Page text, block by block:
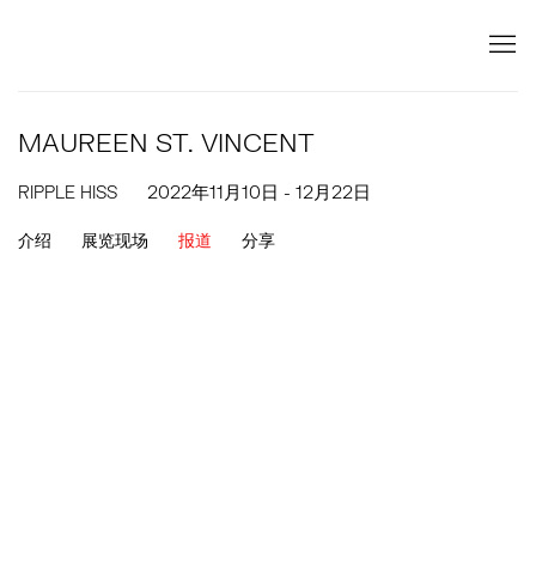
MAUREEN ST. VINCENT
RIPPLE HISS 2022年11月10日 - 12月22日
介绍 展览现场 报道 分享